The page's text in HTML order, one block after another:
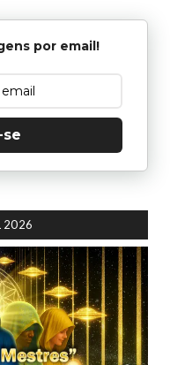
por email!
se
2026